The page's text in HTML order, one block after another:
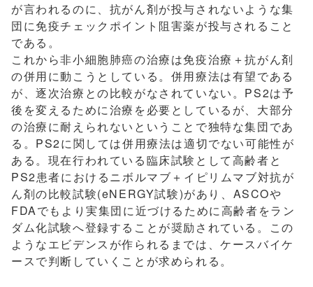
が言われるのに、抗がん剤が投与されないような集
団に免疫チェックポイント阻害薬が投与されること
である。
これから非小細胞肺癌の治療は免疫治療＋抗がん剤
の併用に動こうとしている。併用療法は有望である
が、逐次治療との比較がなされていない。PS2は予
後を変えるために治療を必要としているが、大部分
の治療に耐えられないということで独特な集団であ
る。PS2に関しては併用療法は適切でない可能性が
ある。現在行われている臨床試験として高齢者と
PS2患者におけるニボルマブ＋イピリムマブ対抗が
ん剤の比較試験(eNERGY試験)があり、ASCOや
FDAでもより実集団に近づけるために高齢者をラン
ダム化試験へ登録することが奨励されている。この
ようなエビデンスが作られるまでは、ケースバイケ
ースで判断していくことが求められる。